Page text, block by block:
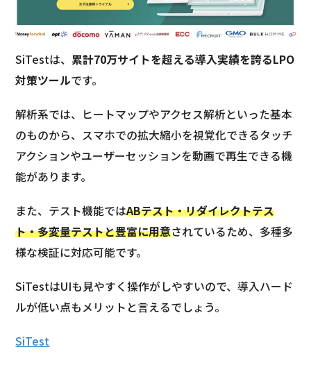
SiTestは、 累計70万サイトを超える導入実績を誇るLPO
対策ツールです。
解析系では、ヒートマップやアクセス解析といった基本
のものから、スマホでの拡大縮小を視覚化できるタッチ
アクションやユーザーセッションを動画で再生できる機
能があります。
また、テスト機能ではABテスト・リダイレクトテス
ト・多変量テストと豊富に用意されているため、多種多
様な検証に対応可能です。
SiTestはUIも見やすく操作がしやすいので、導入ハード
ルが低い点もメリットと言えるでしょう。
SiTest